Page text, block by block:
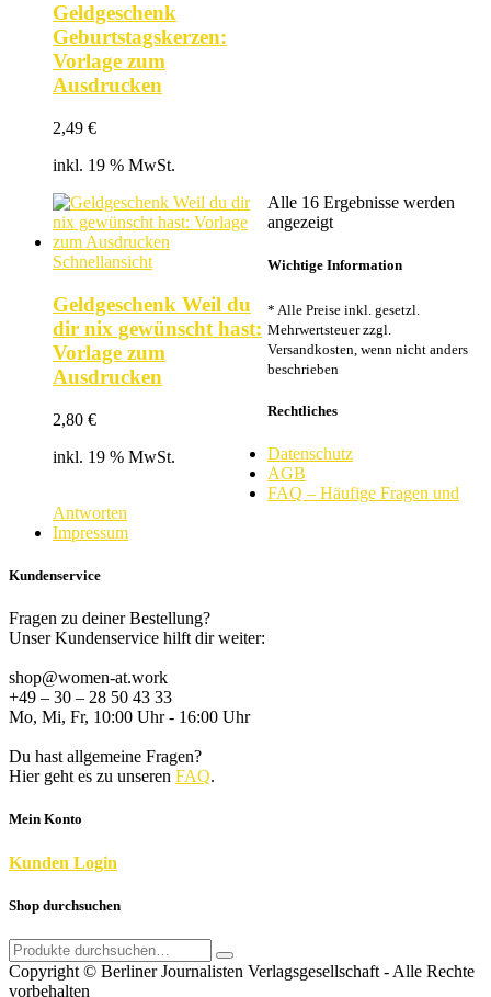
Geldgeschenk
Geburtstagskerzen:
Vorlage zum
Ausdrucken
2,49 €
inkl. 19 % MwSt.
Schnellansicht
Geldgeschenk Weil du
dir nix gewünscht hast:
Vorlage zum
Ausdrucken
2,80 €
inkl. 19 % MwSt.
Alle 16 Ergebnisse werden
angezeigtNach
sortiert
Wichtige Information
* Alle Preise inkl. gesetzl.
Mehrwertsteuer zzgl.
Versandkosten, wenn nicht anders
beschrieben
Rechtliches
Datenschutz
AGB
FAQ – Häufige Fragen und
Antworten
Impressum
Kundenservice
Fragen zu deiner Bestellung?
Unser Kundenservice hilft dir weiter:
shop@women-at.work
+49 – 30 – 28 50 43 33
Mo, Mi, Fr, 10:00 Uhr - 16:00 Uhr
Du hast allgemeine Fragen?
Hier geht es zu unseren FAQ.
Mein Konto
Kunden Login
Shop durchsuchen
Search
for:
Copyright © Berliner Journalisten Verlagsgesellschaft - Alle Rechte
vorbehalten